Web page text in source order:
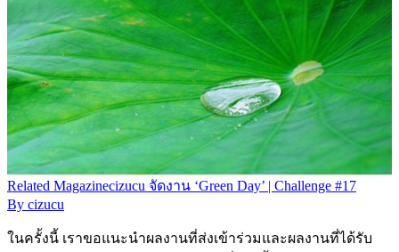
Related Magazinecizucu จัดงาน ‘Green Day’ | Challenge #17
By cizucu
ในครั้งนี้ เราขอแนะนำผลงานที่ส่งเข้าร่วมและผลงานที่ได้รับ